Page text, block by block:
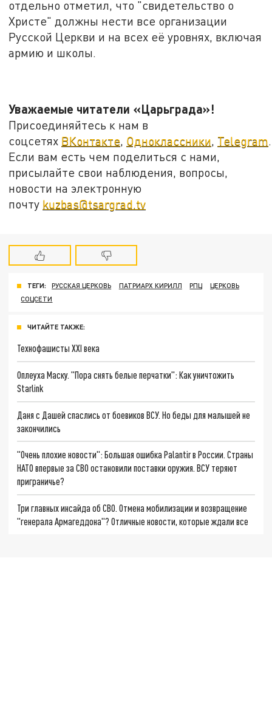
отдельно отметил, что "свидетельство о
Христе" должны нести все организации
Русской Церкви и на всех её уровнях, включая
армию и школы.
Уважаемые читатели «Царьграда»!
Присоединяйтесь к нам в
соцсетях ВКонтакте, Одноклассники, Telegram.
Если вам есть чем поделиться с нами,
присылайте свои наблюдения, вопросы,
новости на электронную
почту kuzbas@tsargrad.tv
ТЕГИ: РУССКАЯ ЦЕРКОВЬ ПАТРИАРХ КИРИЛЛ РПЦ
ЦЕРКОВЬ
СОЦСЕТИ
ЧИТАЙТЕ ТАКЖЕ:
Технофашисты XXI века
Оплеуха Маску. "Пора снять белые перчатки": Как уничтожить
Starlink
Даня с Дашей спаслись от боевиков ВСУ. Но беды для малышей не
закончились
"Очень плохие новости": Большая ошибка Palantir в России. Страны
НАТО впервые за СВО остановили поставки оружия. ВСУ теряют
приграничье?
Три главных инсайда об СВО. Отмена мобилизации и возвращение
"генерала Армагеддона"? Отличные новости, которые ждали все